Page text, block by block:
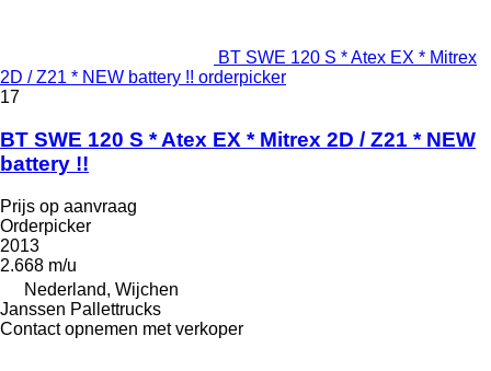
BT SWE 120 S * Atex EX * Mitrex
2D / Z21 * NEW battery !! orderpicker
17
BT SWE 120 S * Atex EX * Mitrex 2D / Z21 * NEW
battery !!
Prijs op aanvraag
Orderpicker
2013
2.668 m/u
Nederland, Wijchen
Janssen Pallettrucks
Contact opnemen met verkoper